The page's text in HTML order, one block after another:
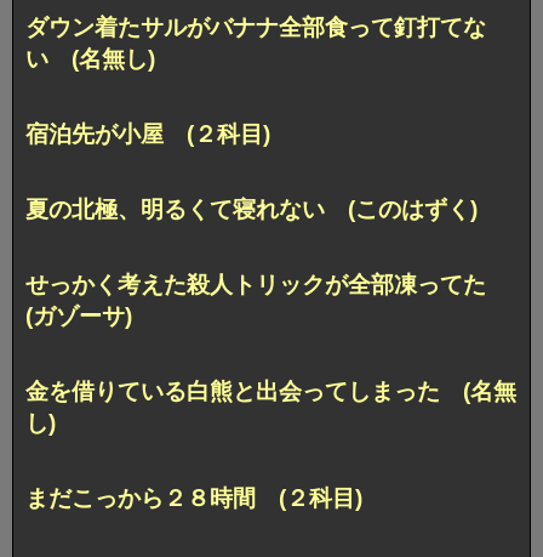
ダウン着たサルがバナナ全部食って釘打てな
い (名無し)
宿泊先が小屋 (２科目)
夏の北極、明るくて寝れない (このはずく)
せっかく考えた殺人トリックが全部凍ってた
(ガゾーサ)
金を借りている白熊と出会ってしまった (名無
し)
まだこっから２８時間 (２科目)